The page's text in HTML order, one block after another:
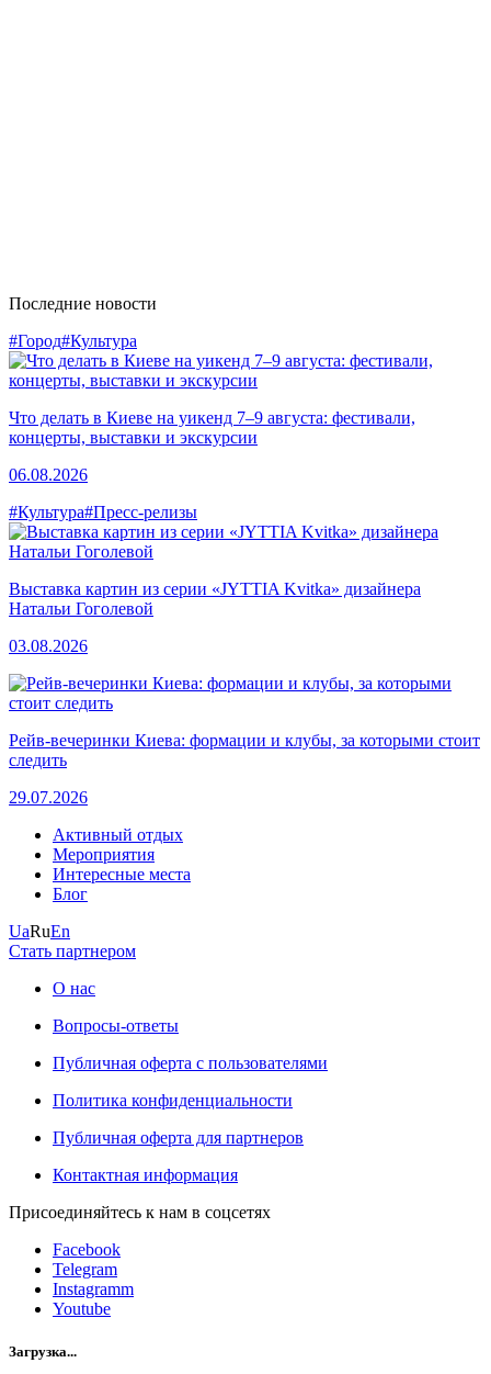
Последние новости
#Город#Культура
Что делать в Киеве на уикенд 7–9 августа: фестивали,
концерты, выставки и экскурсии
06.08.2026
#Культура#Пресс-релизы
Выставка картин из серии «JYTTIA Kvitka» дизайнера
Натальи Гоголевой
03.08.2026
Рейв-вечеринки Киева: формации и клубы, за которыми стоит
следить
29.07.2026
Активный отдых
Мероприятия
Интересные места
Блог
UaRuEn
Стать партнером
О нас
Вопросы-ответы
Публичная оферта с пользователями
Политика конфиденциальности
Публичная оферта для партнеров
Контактная информация
Присоединяйтесь к нам в соцсетях
Facebook
Telegram
Instagramm
Youtube
Загрузка...